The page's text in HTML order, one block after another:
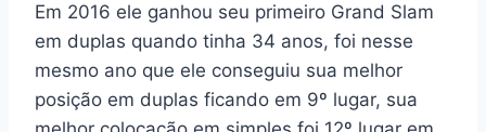
Em 2016 ele ganhou seu primeiro Grand Slam
em duplas quando tinha 34 anos, foi nesse
mesmo ano que ele conseguiu sua melhor
posição em duplas ficando em 9º lugar, sua